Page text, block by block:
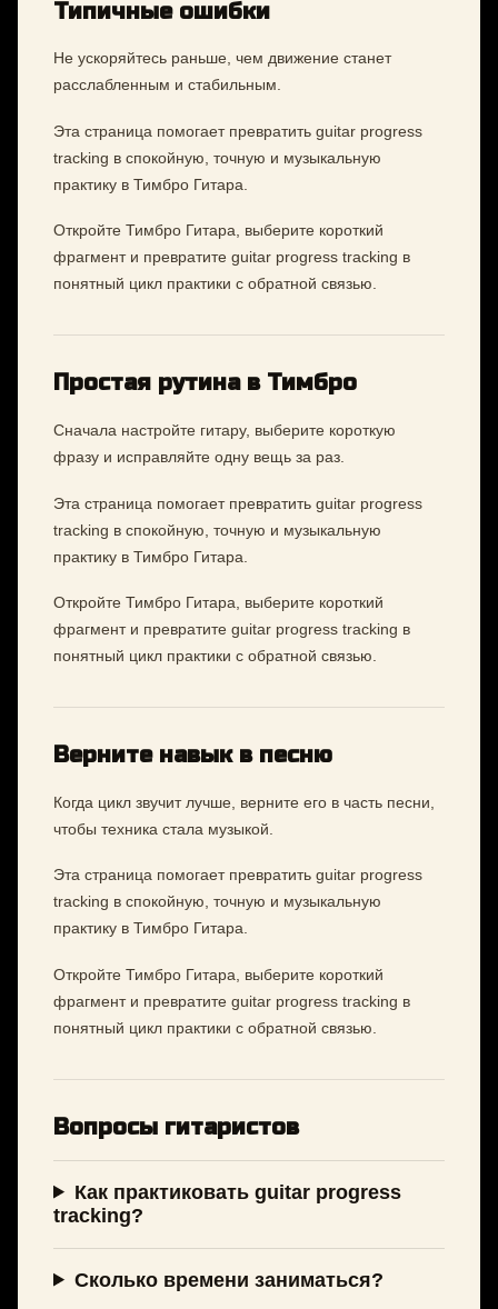
Типичные ошибки
Не ускоряйтесь раньше, чем движение станет
расслабленным и стабильным.
Эта страница помогает превратить guitar progress
tracking в спокойную, точную и музыкальную
практику в Тимбро Гитара.
Откройте Тимбро Гитара, выберите короткий
фрагмент и превратите guitar progress tracking в
понятный цикл практики с обратной связью.
Простая рутина в Тимбро
Сначала настройте гитару, выберите короткую
фразу и исправляйте одну вещь за раз.
Эта страница помогает превратить guitar progress
tracking в спокойную, точную и музыкальную
практику в Тимбро Гитара.
Откройте Тимбро Гитара, выберите короткий
фрагмент и превратите guitar progress tracking в
понятный цикл практики с обратной связью.
Верните навык в песню
Когда цикл звучит лучше, верните его в часть песни,
чтобы техника стала музыкой.
Эта страница помогает превратить guitar progress
tracking в спокойную, точную и музыкальную
практику в Тимбро Гитара.
Откройте Тимбро Гитара, выберите короткий
фрагмент и превратите guitar progress tracking в
понятный цикл практики с обратной связью.
Вопросы гитаристов
Как практиковать guitar progress
tracking?
Сколько времени заниматься?